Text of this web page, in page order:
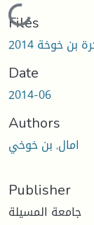
Loading...
Files
Date
2014-06
Authors
امال, بن خوخي
Publisher
جامعة المسيلة